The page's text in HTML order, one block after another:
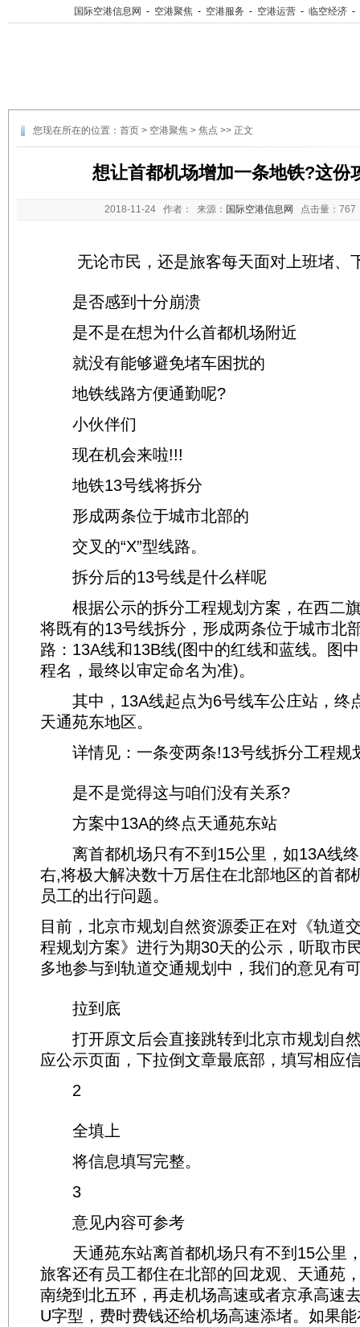
国际空港信息网 - 空港聚焦 - 空港服务 - 空港运营 - 临空经济 -
您现在所在的位置： 首页 > 空港聚焦 > 焦点 >> 正文
想让首都机场增加一条地铁?这份
2018-11-24 作者： 来源： 国际空港信息网 点击量：
无论市民，还是旅客每天面对上班堵、
是否感到十分崩溃
是不是在想为什么首都机场附近
就没有能够避免堵车困扰的
地铁线路方便通勤呢?
小伙伴们
现在机会来啦!!!
地铁13号线将拆分
形成两条位于城市北部的
交叉的“X”型线路。
拆分后的13号线是什么样呢
根据公示的拆分工程规划方案，在西二
将既有的13号线拆分，形成两条位于城市北
路：13A线和13B线(图中的红线和蓝线。图
程名，最终以审定命名为准)。
其中，13A线起点为6号线车公庄站，终
天通苑东地区。
详情见：一条变两条!13号线拆分工程规
是不是觉得这与咱们没有关系?
方案中13A的终点天通苑东站
离首都机场只有不到15公里，如13A线终
右,将极大解决数十万居住在北部地区的首都
员工的出行问题。
目前，北京市规划自然资源委正在对《轨道
程规划方案》进行为期30天的公示，听取市
多地参与到轨道交通规划中，我们的意见
拉到底
打开原文后会直接跳转到北京市规划自
应公示页面，下拉倒文章最底部，填写相应
2
全填上
将信息填写完整。
3
意见内容可参考
天通苑东站离首都机场只有不到15公里
旅客还有员工都住在北部的回龙观、天通苑
南绕到北五环，再走机场高速或者京承高速
U字型，费时费钱还给机场高速添堵。如果